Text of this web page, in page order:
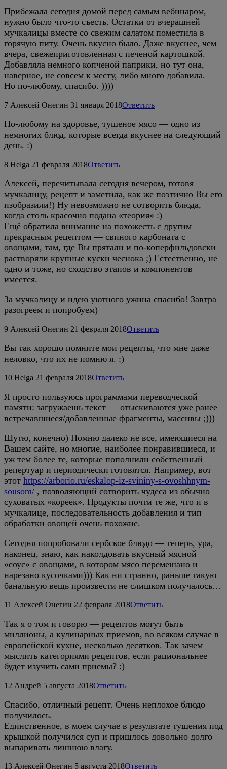
Прибежала сегодня домой перед самым вебинаром,
нужно было что-то съесть. Остатки от вчерашней
мучкалицы вместе со свежим салатом поместила в
горячую питу. Очень вкусно было. Даже вкуснее, чем
вчера, свежеприготовленная с печеной картошкой.
Добавляла немного копченой паприки, но тут она,
наверное, не совсем к месту, либо много добавила.
Но по-любому, спасибо. ))))
7 Алексей Онегин 31 января 2018Ответить
По-любому на здоровье, тушеное мясо — одно из
немногих блюд, которые всегда вкуснее на следующий
день. :)
8 Helga 21 февраля 2018Ответить
Алексей, перечитывала сегодня вечером, готовя
мучкалицу, рецепт и заметила, как же поэтично Вы его
изобразили!) Ну невозможно не сотворить блюда,
когда столь красочно подана «теория» :)
Ещё обратила внимание на похожесть с другим
прекрасным рецептом — свиного карбоната с
овощами, там, где Вы прятали и по-коперфильдовски
растворяли крупные куски чеснока ;) Естественно, не
одно и тоже, но сходство этапов и компонентов
имеется.
За мучкалицу и идею уютного ужина спасибо! Завтра
разогреем и попробуем)
9 Алексей Онегин 21 февраля 2018Ответить
Вы так хорошо помните мои рецепты, что мне даже
неловко, что их не помню я. :)
10 Helga 21 февраля 2018Ответить
Я просто пользуюсь программами переводческой
памяти: загружаешь текст — отыскиваются уже ранее
встречавшиеся/добавленные фрагменты, массивы ;)))
Шутю, конечно) Помню далеко не все, имеющиеся на
Вашем сайте, но многие, наиболее понравившиеся, и
уж тем более те, которые пополнили собственный
репертуар и периодически готовятся. Например, вот
этот https://arborio.ru/eskalop-iz-svininy-s-ovoshhnym-
sousom/ , позволяющий сотворить чудеса из обычно
суховатых «кореек». Продукты почти те же, что и в
мучкалице, последовательность добавления и тип
обработки овощей очень похожие.
Сегодня попробовали сербское блюдо — теперь, ура,
наконец, знаю, как наколдовать вкусный мясной
«соус» с овощами, в котором мясо перемешано и
нарезано кусочками))) Как ни странно, раньше такую
банальную вещь произвести не слишком получалось…
11 Алексей Онегин 22 февраля 2018Ответить
Так я о том и говорю — рецептов могут быть
миллионы, а кулинарных приемов, во всяком случае в
европейской кухне, несколько десятков. Так зачем
мыслить категориями рецептов, если рациональнее
будет изучить сами приемы? :)
12 Андрей 5 августа 2018Ответить
Спасибо, отличный рецепт. Очень неплохое блюдо
получилось.
Единственное, в моем случае в результате тушения под
крышкой получился суп и пришлось довольно долго
выпаривать лишнюю влагу.
13 Алексей Онегин 5 августа 2018Ответить